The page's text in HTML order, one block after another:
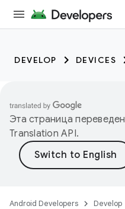
DEVELOP DEVICES
Эта страница
Translation API.
Android Developers Develop